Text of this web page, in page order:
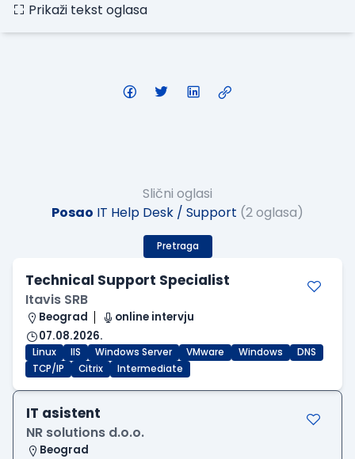
Prikaži tekst oglasa
Slični oglasi
Posao IT Help Desk / Support (2 oglasa)
Pretraga
Technical Support Specialist
Itavis SRB
Beograd
online intervju
07.08.2026.
Linux IIS Windows Server VMware Windows
DNS
TCP/IP
Citrix Intermediate
IT asistent
NR solutions d.o.o.
Beograd